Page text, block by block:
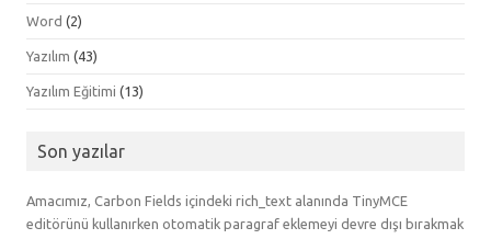
Word (2)
Yazılım (43)
Yazılım Eğitimi (13)
Son yazılar
Amacımız, Carbon Fields içindeki rich_text alanında TinyMCE
editörünü kullanırken otomatik paragraf eklemeyi devre dışı bırakmak